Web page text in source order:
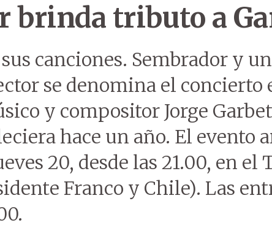
brinda tributo a
canciones. Sembrador y
se denomina el concierto
y compositor Jorge
hace un año. El evento
20, desde las 21.00, en el
Franco y Chile). Las